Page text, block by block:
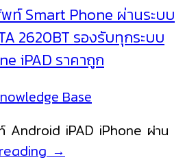
ท์ Smart Phone ผ่านระบบ
2620BT รองรับทุกระบบ
iPAD ราคาถูก
Base
ท์ Android iPAD iPhone ผ่าน
ยิง
→